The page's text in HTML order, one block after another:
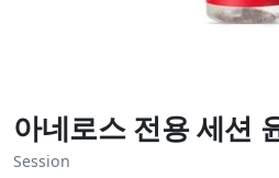
아네로스 전용 세션
Session